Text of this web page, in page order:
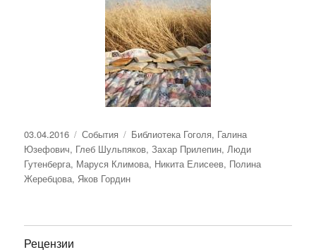
Опубликовано
03.04.2016 Рубрики
События Метки
Библиотека Гоголя, Галина
Юзефович, Глеб Шульпяков,Захар Прилепин, Люди
Гутенберга, Маруся Климова, Никита Елисеев, Полина
Жеребцова, Яков Гордин
Рецензии